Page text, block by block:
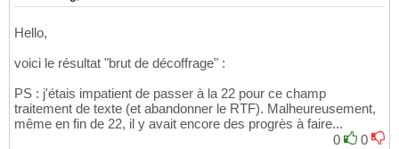
Hello,
voici le résultat "brut de décoffrage" :
PS : j'étais impatient de passer à la 22 pour ce champ
traitement de texte (et abandonner le RTF). Malheureusement,
même en fin de 22, il y avait encore des progrès à faire...
0
0